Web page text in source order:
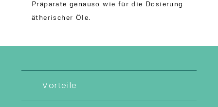
Präparate genauso wie für die Dosierung
ätherischer Öle.
Vorteile